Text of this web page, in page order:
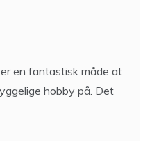
en fantastisk måde at
hobby på. Det